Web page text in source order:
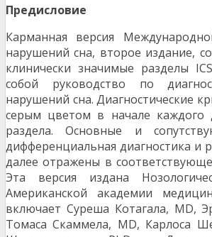
Предисловие
Карманная версия
нарушений сна, второе издание,
клинически значимые разделы
собой руководство по
нарушений сна. Диагностические
серым цветом в начале каждого
раздела. Основные и
дифференциальная диагностика и
далее отражены в
Эта версия издана
Американской академии
включает Суреша Котагала, MD,
Томаса Скаммела, MD, Карлоса